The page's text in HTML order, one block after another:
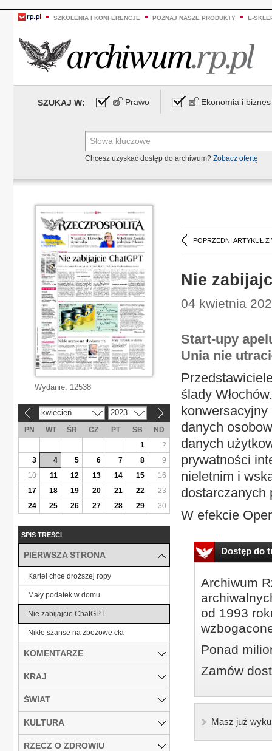
SZKOLENIA I KONFERENCJE POZNAJ NASZE PRODUKTY E-
SZUKAJ W: Prawo Ekonomia i biznes
Chcesz uzyskać dostęp do archiwum? Zobacz ofertę
POPRZEDNI ARTYKUŁ Z
Nie
04 kwietnia
Start-upy
Unia nie
ślady
konwersacyjny
danych
danych
prywatności
nieletnim i
dostarczanych
W efekcie
Dostęp do
Archiwum
od 1993
Ponad
Zamów
Masz już
Wydanie: 12538
kwiecień 2023
PN WT ŚR CZ PT SB
ND
1
2
3
4 5 6 7 8
9
10
11 12 13 14 15
16
17
18 19 20 21 22
23
24
25 26 27 28 29 30
SPIS TREŚCI
PIERWSZA STRONA
Kartel chce droższej ropy
Mały podatek w domu
Nie zabijajcie ChatGPT
Nikłe szanse na zbożowe cła
KOMENTARZE
KRAJ
ŚWIAT
KULTURA
RZECZ O ZDROWIU